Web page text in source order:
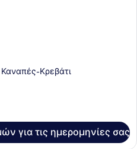
Καναπές-Κρεβάτι
για τις ημερομηνίες σας